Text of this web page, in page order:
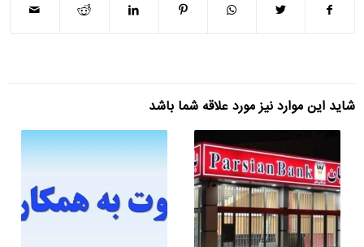
شاید این موارد نیز مورد علاقه شما باشد